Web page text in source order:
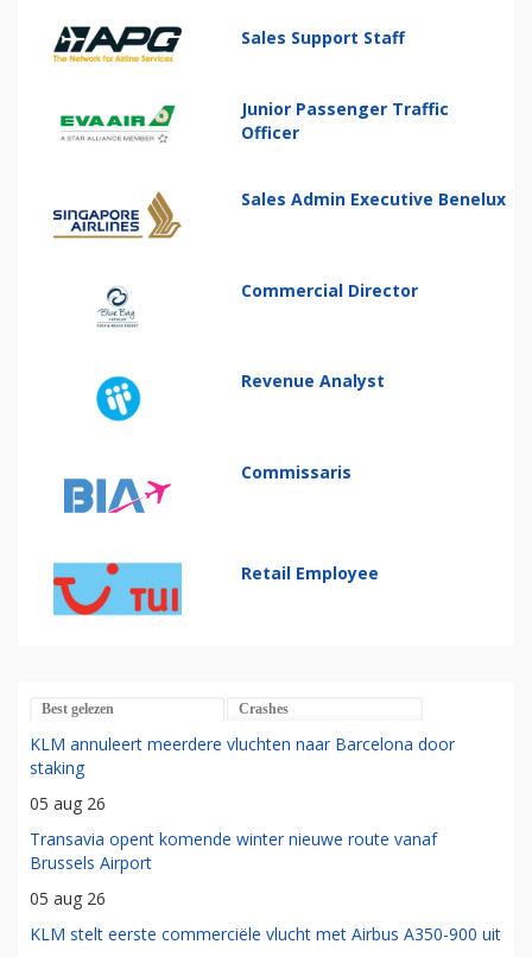
Sales Support Staff
Junior Passenger Traffic
Officer
Sales Admin Executive Benelux
Commercial Director
Revenue Analyst
Commissaris
Retail Employee
Best gelezen Crashes
KLM annuleert meerdere vluchten naar Barcelona door
staking
05 aug 26
Transavia opent komende winter nieuwe route vanaf
Brussels Airport
05 aug 26
KLM stelt eerste commerciële vlucht met Airbus A350-900 uit